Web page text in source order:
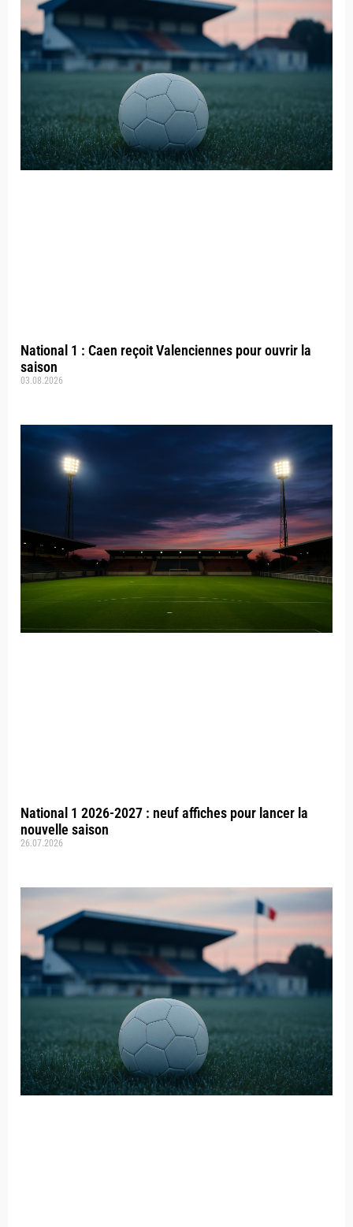
National 1 : Caen reçoit Valenciennes pour ouvrir la
saison
03.08.2026
National 1 2026-2027 : neuf affiches pour lancer la
nouvelle saison
26.07.2026